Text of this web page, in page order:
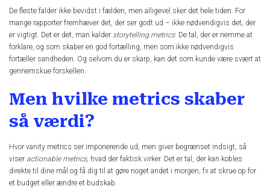
De fleste falder ikke bevidst i fælden, men alligevel sker det hele tiden. For
mange rapporter fremhæver det, der ser godt ud – ikke nødvendigvis det, der
er vigtigt. Det er det, man kalder storytelling metrics: De tal, der er nemme at
forklare, og som skaber en god fortælling, men som ikke nødvendigvis
fortæller sandheden. Og selvom du er skarp, kan det som kunde være svært at
gennemskue forskellen.
Men hvilke metrics skaber
så værdi?
Hvor vanity metrics ser imponerende ud, men giver begrænset indsigt, så
viser actionable metrics, hvad der faktisk virker. Det er tal, der kan kobles
direkte til dine mål og få dig til at gøre noget andet i morgen, fx at skrue op for
et budget eller ændre et budskab.